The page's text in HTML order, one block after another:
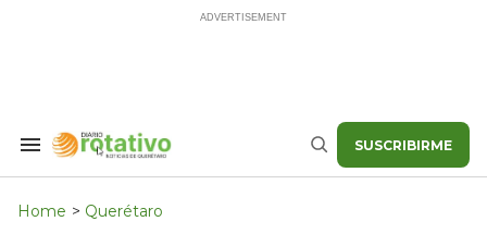
Search
Navigation
Buscar SUSCRIBIRME
Home > Querétaro